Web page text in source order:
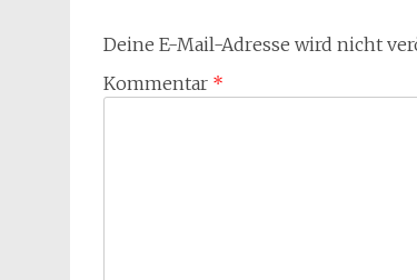
Deine E-Mail-Adresse wird nicht
Kommentar *